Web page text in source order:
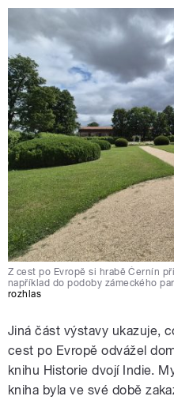
Z cest po Evropě si hrabě Černín
například do podoby zámeckého
rozhlas
Jiná část výstavy ukazuje,
cest po Evropě odvážel
knihu Historie dvojí Indie.
kniha byla ve své době